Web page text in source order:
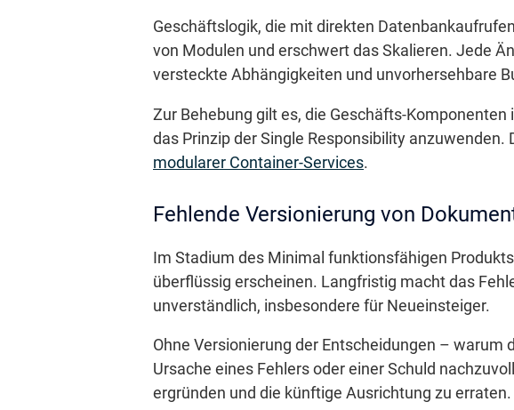
Geschäftslogik, die mit direkten
von Modulen und erschwert das Skalieren. Jede
versteckte Abhängigkeiten und unvorhersehbare
Zur Behebung gilt es, die Geschäfts-
das Prinzip der Single Responsibility
modularer Container-Services.
Fehlende Versionierung von
Im Stadium des Minimal funktionsfähigen
überflüssig erscheinen. Langfristig macht das
unverständlich, insbesondere für Neueinsteiger.
Ohne Versionierung der Entscheidungen –
Ursache eines Fehlers oder einer Schuld
ergründen und die künftige Ausrichtung zu erraten.